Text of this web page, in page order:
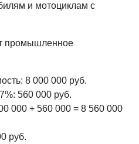
и мотоциклам с
промышленное
8 000 000 руб.
560 000 руб.
000 + 560 000 = 8 560 000
руб.